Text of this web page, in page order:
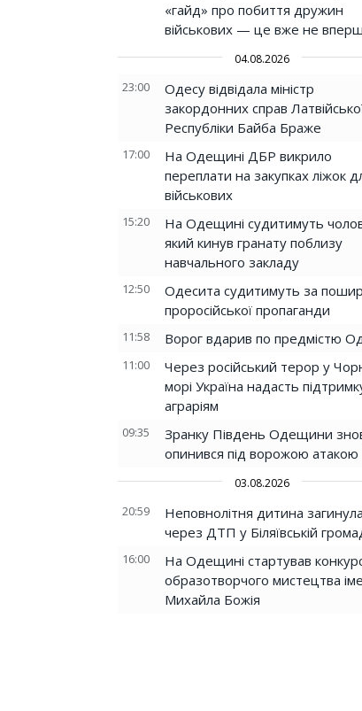
«гайд» про побиття дружин
військових — це вже не
04.08.2026
23:00
Одесу відвідала міністр
закордонних справ
Республіки Байба Браже
17:00
На Одещині ДБР викрило
переплати на закупках ліжок
військових
15:20
На Одещині судитимуть
який кинув гранату поблизу
навчального закладу
12:50
Одесита судитимуть за
проросійської пропаганди
11:58 Ворог вдарив по предмістю
11:00
Через російський терор у
морі Україна надасть
аграріям
09:35
Зранку Південь Одещини
опинився під ворожою атакою
03.08.2026
20:59
Неповнолітня дитина загинула
через ДТП у Біляївській
16:00
На Одещині стартував
образотворчого мистецтва
Михайла Божія